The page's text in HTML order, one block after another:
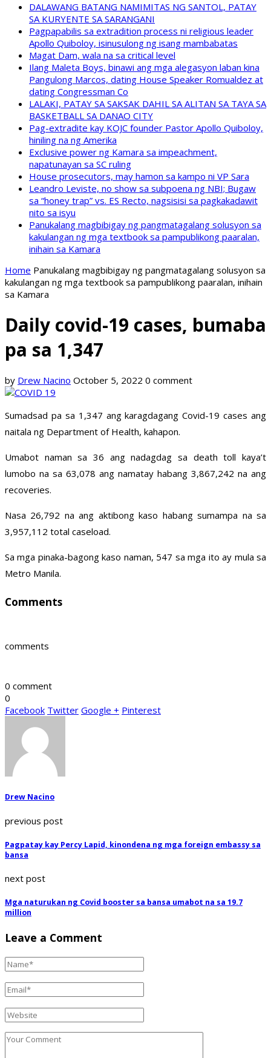
DALAWANG BATANG NAMIMITAS NG SANTOL, PATAY
SA KURYENTE SA SARANGANI
Pagpapabilis sa extradition process ni religious leader
Apollo Quiboloy, isinusulong ng isang mambabatas
Magat Dam, wala na sa critical level
Ilang Maleta Boys, binawi ang mga alegasyon laban kina
Pangulong Marcos, dating House Speaker Romualdez at
dating Congressman Co
LALAKI, PATAY SA SAKSAK DAHIL SA ALITAN SA TAYA SA
BASKETBALL SA DANAO CITY
Pag-extradite kay KOJC founder Pastor Apollo Quiboloy,
hiniling na ng Amerika
Exclusive power ng Kamara sa impeachment,
napatunayan sa SC ruling
House prosecutors, may hamon sa kampo ni VP Sara
Leandro Leviste, no show sa subpoena ng NBI; Bugaw
sa “honey trap” vs. ES Recto, nagsisisi sa pagkakadawit
nito sa isyu
Panukalang magbibigay ng pangmatagalang solusyon sa
kakulangan ng mga textbook sa pampublikong paaralan,
inihain sa Kamara
Home Panukalang magbibigay ng pangmatagalang solusyon sa
kakulangan ng mga textbook sa pampublikong paaralan, inihain
sa Kamara
Daily covid-19 cases, bumaba
pa sa 1,347
by Drew Nacino October 5, 2022 0 comment
Sumadsad pa sa 1,347 ang karagdagang Covid-19 cases ang
naitala ng Department of Health, kahapon.
Umabot naman sa 36 ang nadagdag sa death toll kaya’t
lumobo na sa 63,078 ang namatay habang 3,867,242 na ang
recoveries.
Nasa 26,792 na ang aktibong kaso habang sumampa na sa
3,957,112 total caseload.
Sa mga pinaka-bagong kaso naman, 547 sa mga ito ay mula sa
Metro Manila.
Comments
comments
0 comment
0
Facebook Twitter Google + Pinterest
Drew Nacino
previous post
Pagpatay kay Percy Lapid, kinondena ng mga foreign embassy sa
bansa
next post
Mga naturukan ng Covid booster sa bansa umabot na sa 19.7
million
Leave a Comment